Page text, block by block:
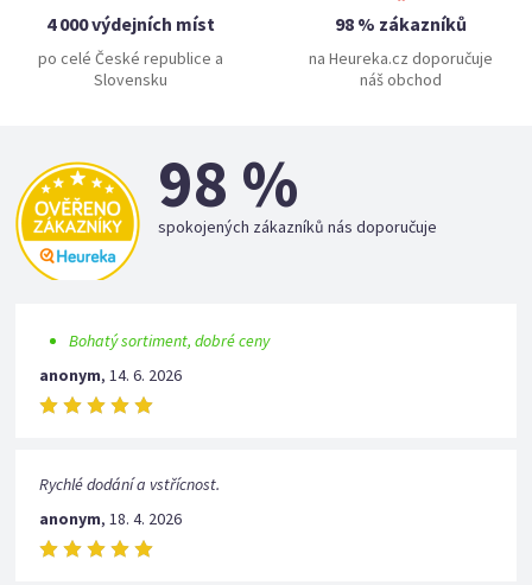
4 000 výdejních míst
po celé České republice a
Slovensku
98 % zákazníků
na Heureka.cz doporučuje
náš obchod
98 %
spokojených zákazníků nás doporučuje
Bohatý sortiment, dobré ceny
anonym,14. 6. 2026
Rychlé dodání a vstřícnost.
anonym,18. 4. 2026